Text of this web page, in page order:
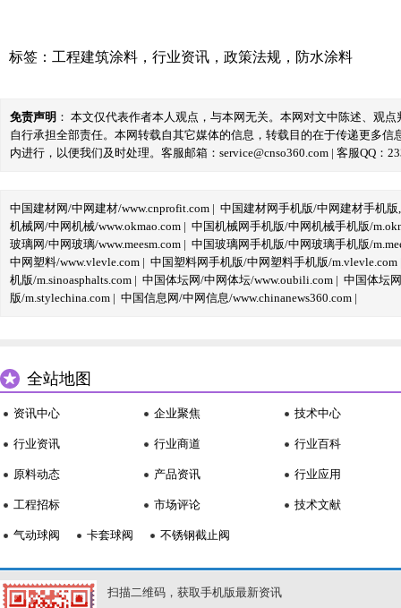
标签： 工程建筑涂料 ， 行业资讯 ， 政策法规 ， 防水涂料
免责声明 ： 本文仅代表作者本人观点，与本网无关。本网对文中陈述、观
自行承担全部责任。本网转载自其它媒体的信息，转载目的在于传递更多
内进行，以便我们及时处理。客服邮箱：service@cnso360.com | 客服QQ：
中国建材网/中网建材/www.cnprofit.com | 中国建材网手机版/中网建材手机版
机械网/中网机械/www.okmao.com | 中国机械网手机版/中网机械手机版/
玻璃网/中网玻璃/www.meesm.com | 中国玻璃网手机版/中网玻璃手机版/
中网塑料/www.vlevle.com | 中国塑料网手机版/中网塑料手机版/m.vlevle.com
机版/m.sinoasphalts.com | 中国体坛网/中网体坛/www.oubili.com | 中国体坛
版/m.stylechina.com | 中国信息网/中网信息/www.chinanews360.com |
全站地图
资讯中心
行业资讯
原料动态
工程招标
企业聚焦
行业商道
产品资讯
市场评论
技术中心
行业百科
行业应用
技术文献
气动球阀 卡套球阀 不锈钢截止阀
扫描二维码，获取手机版最新资讯